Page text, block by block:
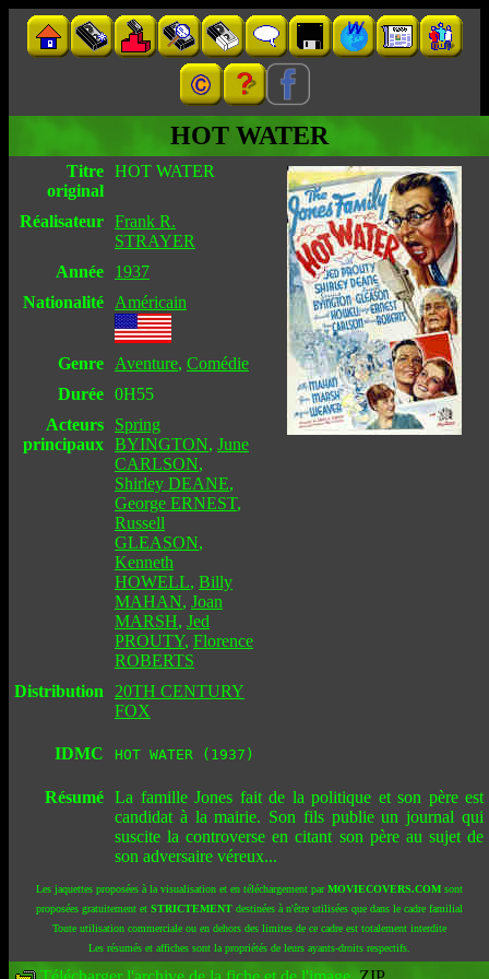
HOT WATER
Titre
original
HOT WATER
Réalisateur Frank R.
STRAYER
Année
1937
Nationalité
Américain
Genre Aventure, Comédie
Durée 0H55
Acteurs
principaux
Spring
BYINGTON, June
CARLSON,
Shirley DEANE,
George ERNEST,
Russell
GLEASON,
Kenneth
HOWELL, Billy
MAHAN, Joan
MARSH, Jed
PROUTY, Florence
ROBERTS
Distribution
20TH CENTURY
FOX
IDMC HOT WATER (1937)
Résumé La famille Jones fait de la politique et son père est
candidat à la mairie. Son fils publie un journal qui
suscite la controverse en citant son père au sujet de
son adversaire véreux...
Les jaquettes proposées à la visualisation et en téléchargement parMOVIECOVERS.COMsont
proposées gratuitement et STRICTEMENTdestinées à n'être utilisées que dans le cadre familial
Toute utilisation commerciale ou en dehors des limites de ce cadre est totalement interdite
Les résumés et affiches sont la propriétés de leurs ayants-droits respectifs.